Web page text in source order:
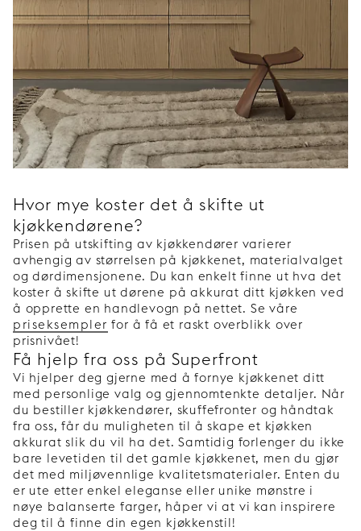
Hvor mye koster det å skifte ut
kjøkkendørene?
Prisen på utskifting av kjøkkendører varierer
avhengig av størrelsen på kjøkkenet, materialvalget
og dørdimensjonene. Du kan enkelt finne ut hva det
koster å skifte ut dørene på akkurat ditt kjøkken ved
å opprette en handlevogn på nettet. Se våre
priseksempler for å få et raskt overblikk over
prisnivået!
Få hjelp fra oss på Superfront
Vi hjelper deg gjerne med å fornye kjøkkenet ditt
med personlige valg og gjennomtenkte detaljer. Når
du bestiller kjøkkendører, skuffefronter og håndtak
fra oss, får du muligheten til å skape et kjøkken
akkurat slik du vil ha det. Samtidig forlenger du ikke
bare levetiden til det gamle kjøkkenet, men du gjør
det med miljøvennlige kvalitetsmaterialer. Enten du
er ute etter enkel eleganse eller unike mønstre i
nøye balanserte farger, håper vi at vi kan inspirere
deg til å finne din egen kjøkkenstil!